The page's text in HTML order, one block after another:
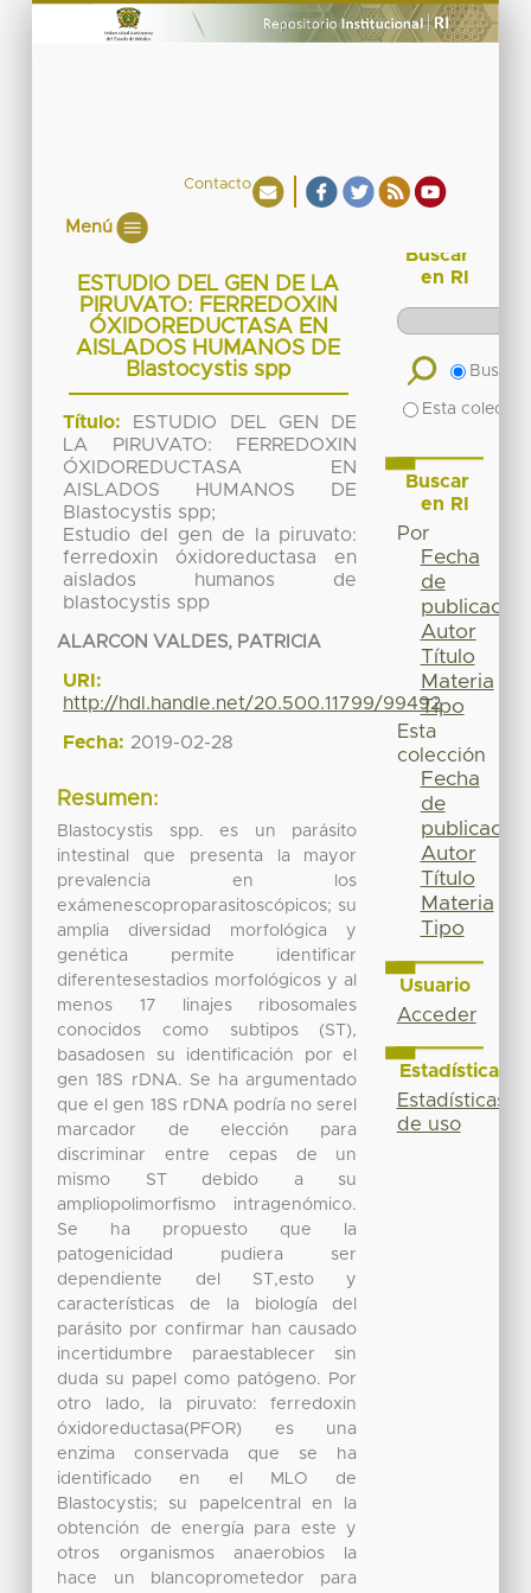
Contacto
Menú
ESTUDIO DEL GEN DE LA
PIRUVATO: FERREDOXIN
ÓXIDOREDUCTASA EN
AISLADOS HUMANOS DE
Blastocystis spp
Título:
ESTUDIO DEL GEN DE
LA PIRUVATO: FERREDOXIN
ÓXIDOREDUCTASA EN
AISLADOS HUMANOS DE
Blastocystis spp;
Estudio del gen de la piruvato:
ferredoxin óxidoreductasa en
aislados humanos de
blastocystis spp
ALARCON VALDES, PATRICIA
URI:
http://hdl.handle.net/20.500.11799/99492
Fecha: 2019-02-28
Resumen:
Blastocystis spp. es un parásito
intestinal que presenta la mayor
prevalencia en los
exámenescoproparasitoscópicos; su
amplia diversidad morfológica y
genética permite identificar
diferentesestadios morfológicos y al
menos 17 linajes ribosomales
conocidos como subtipos (ST),
basadosen su identificación por el
gen 18S rDNA. Se ha argumentado
que el gen 18S rDNA podría no serel
marcador de elección para
discriminar entre cepas de un
mismo ST debido a su
ampliopolimorfismo intragenómico.
Se ha propuesto que la
patogenicidad pudiera ser
dependiente del ST,esto y
características de la biología del
parásito por confirmar han causado
incertidumbre paraestablecer sin
duda su papel como patógeno. Por
otro lado, la piruvato: ferredoxin
óxidoreductasa(PFOR) es una
enzima conservada que se ha
identificado en el MLO de
Blastocystis; su papelcentral en la
obtención de energía para este y
otros organismos anaerobios la
hace un blancoprometedor para
Buscar
en RI
Buscar
Esta
Buscar
en RI
Por
Fecha
de
publicación
Autor
Título
Materia
Tipo
Esta
colección
Fecha
de
publicación
Autor
Título
Materia
Tipo
Usuario
Acceder
Estadísticas
Estadísticas
de uso